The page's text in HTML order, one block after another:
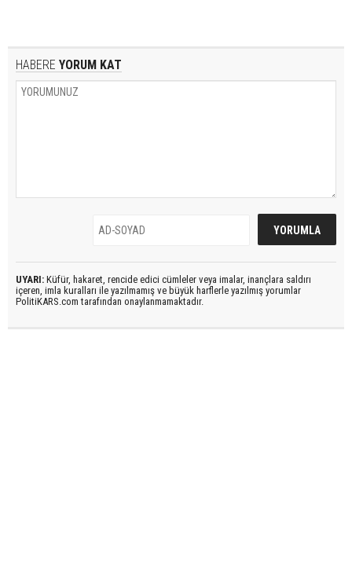
HABERE YORUM KAT
UYARI: Küfür, hakaret, rencide edici cümleler veya imalar, inançlara saldırı
içeren, imla kuralları ile yazılmamış ve büyük harflerle yazılmış yorumlar
PolitiKARS.com tarafından onaylanmamaktadır.